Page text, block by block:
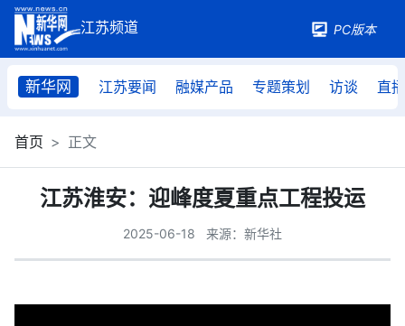
PC版本
新华网 江苏要闻 融媒产品 专题策划 访谈 直播
首页 正文
江苏淮安：迎峰度夏重点工程投运
2025-06-18 来源：新华社